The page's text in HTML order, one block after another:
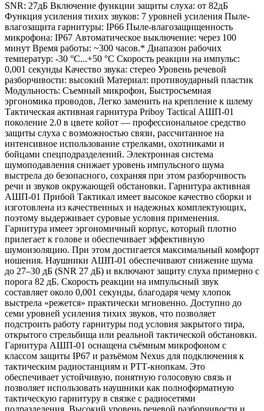
SNR: 27дБ Включение функции защиты слуха: от 82дБ
Функция усиления тихих звуков: 7 уровней усиления Пыле-
влагозащита гарнитуры: IP66 Пыле-влагозащищенность
микрофона: IP67 Автоматическое выключение: через 100
минут Время работы: ~300 часов.* Диапазон рабочих
температур: -30 °С...+50 °С Скорость реакции на импульс:
0,001 секунды Качество звука: стерео Уровень речевой
разборчивости: высокий Материал: противоударный пластик
Модульность: Съемный микрофон, Быстросъемная
эргономика проводов, Легко заменить на крепление к шлему
Тактическая активная гарнитура Priboy Tactical АШП‑01
поколение 2.0 в цвете койот — профессиональное средство
защиты слуха с возможностью связи, рассчитанное на
интенсивное использование стрелками, охотниками и
бойцами спецподразделений. Электронная система
шумоподавления снижает уровень импульсного шума
выстрела до безопасного, сохраняя при этом разборчивость
речи и звуков окружающей обстановки. Гарнитура активная
АШП-01 Прибой Тактикал имеет высокое качество сборки и
изготовлена из качественных и надежных комплектующих,
поэтому выдерживает суровые условия применения.
Гарнитура имеет эргономичный корпус, который плотно
прилегает к голове и обеспечивает эффективную
шумоизоляцию. При этом достигается максимальный комфорт
ношения. Наушники АШП‑01 обеспечивают снижение шума
до 27–30 дБ (SNR 27 дБ) и включают защиту слуха примерно с
порога 82 дБ. Скорость реакции на импульсный звук
составляет около 0,001 секунды, благодаря чему хлопок
выстрела «режется» практически мгновенно. Доступно до
семи уровней усиления тихих звуков, что позволяет
подстроить работу гарнитуры под условия закрытого тира,
открытого стрельбища или реальной тактической обстановки.
Гарнитура АШП‑01 оснащена съёмным микрофоном с
классом защиты IP67 и разъёмом Nexus для подключения к
тактическим радиостанциям и PTT‑кнопкам. Это
обеспечивает устойчивую, понятную голосовую связь и
позволяет использовать наушники как полноформатную
тактическую гарнитуру в связке с радиосетями